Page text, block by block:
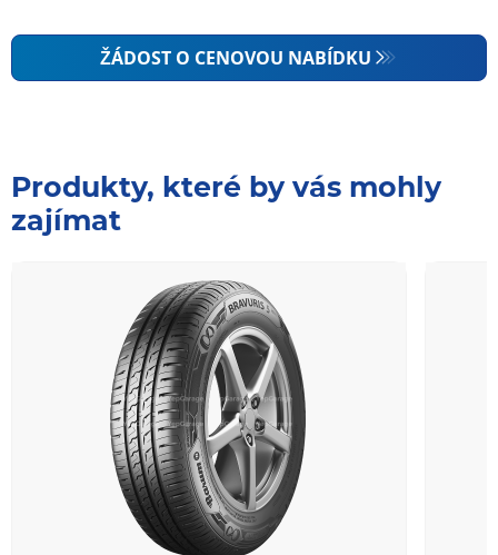
ŽÁDOST O CENOVOU NABÍDKU
Produkty, které by vás mohly
zajímat